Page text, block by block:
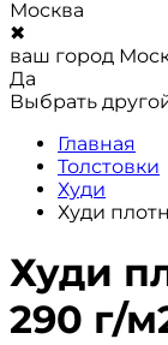
Москва
✖
ваш город
Да
Выбрать
Главная
Толстовки
Худи
Худи
Худи
290 г/